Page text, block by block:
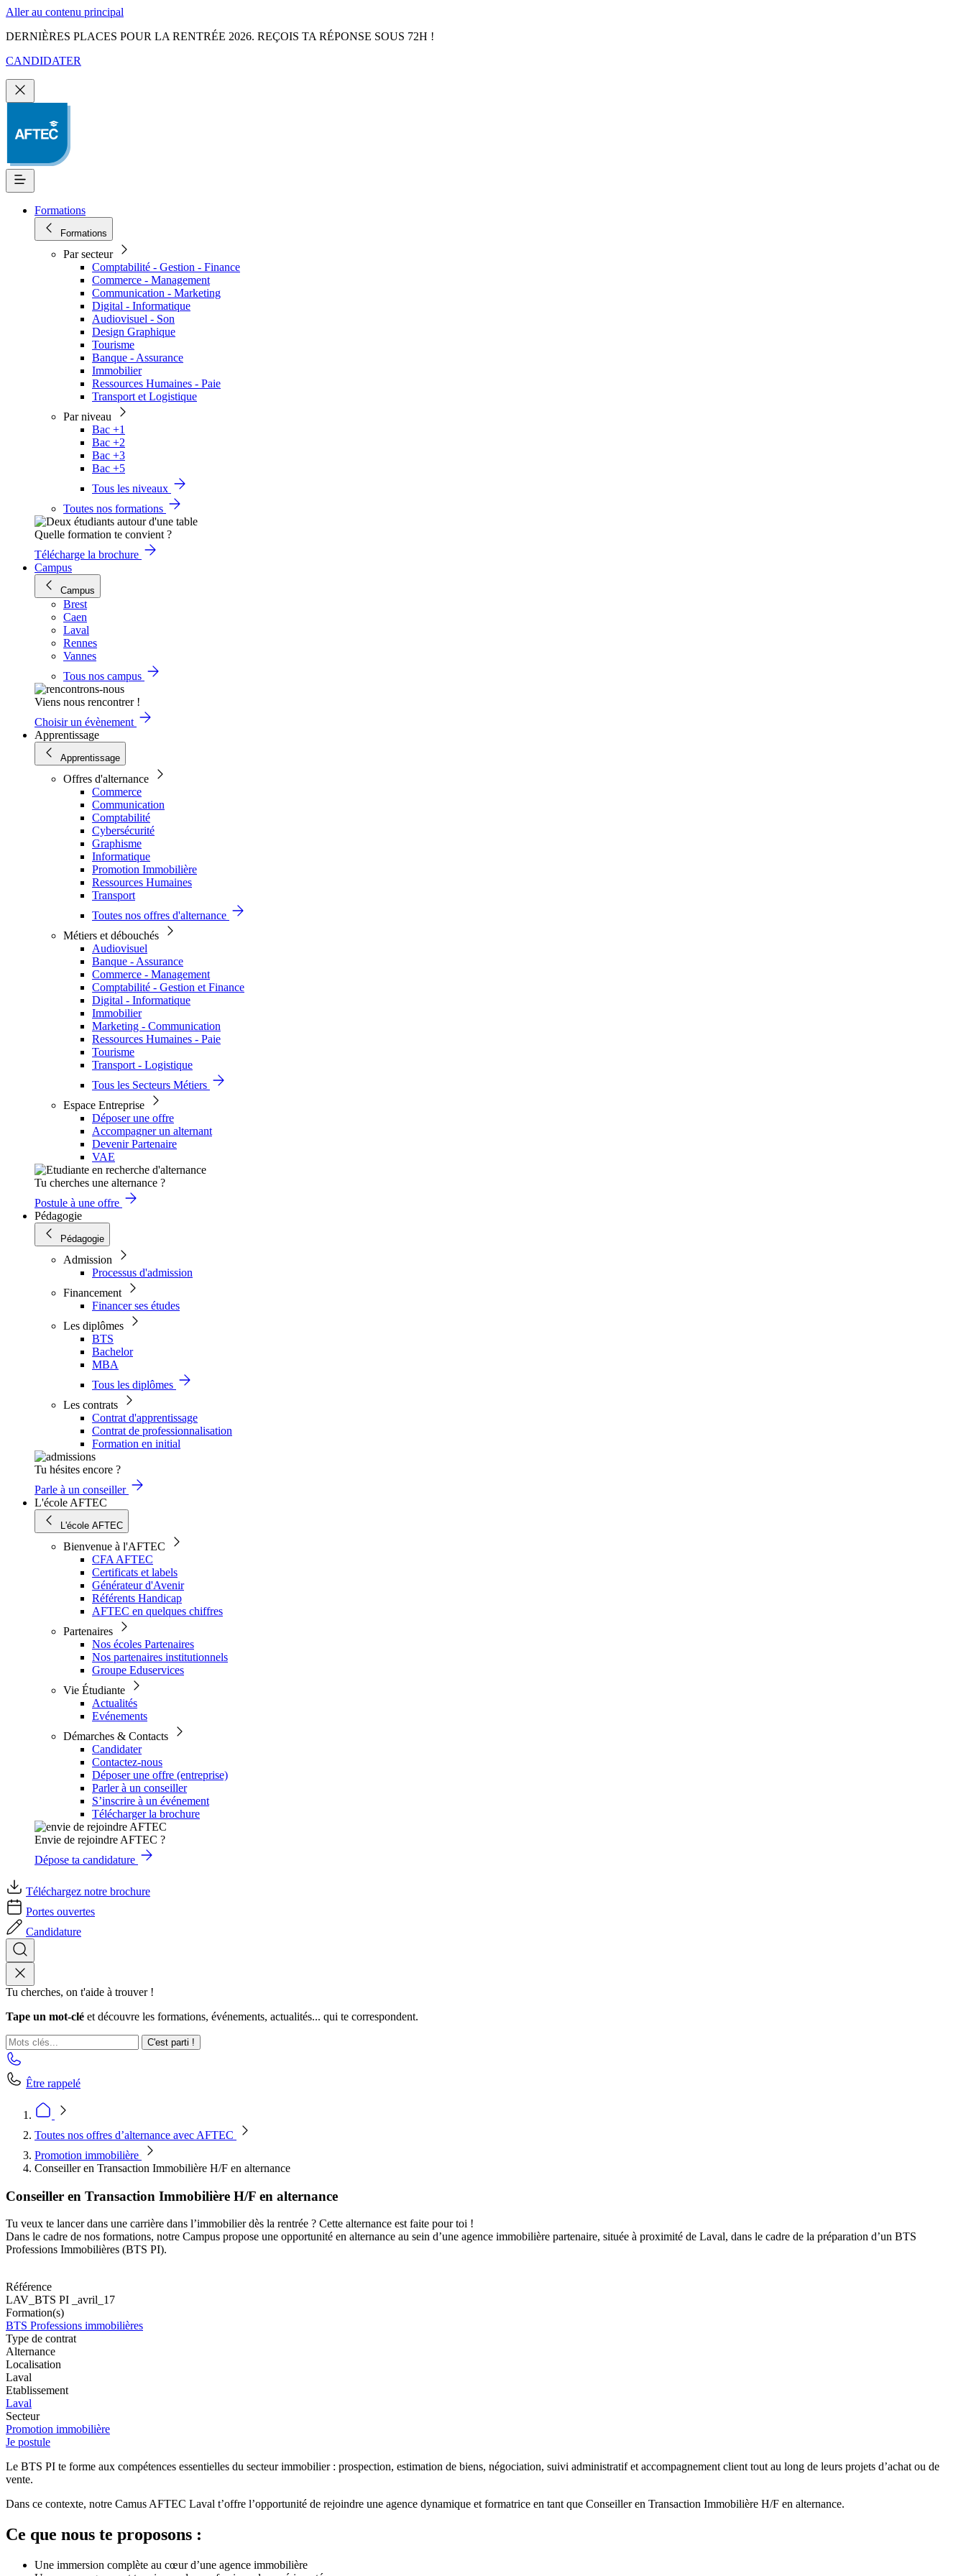
Aller au contenu principal
DERNIÈRES PLACES POUR LA RENTRÉE 2026. REÇOIS TA RÉPONSE SOUS 72H !
CANDIDATER
Formations
Formations
Par secteur
Comptabilité - Gestion - Finance
Commerce - Management
Communication - Marketing
Digital - Informatique
Audiovisuel - Son
Design Graphique
Tourisme
Banque - Assurance
Immobilier
Ressources Humaines - Paie
Transport et Logistique
Par niveau
Bac +1
Bac +2
Bac +3
Bac +5
Tous les niveaux
Toutes nos formations
Quelle formation te convient ?
Télécharge la brochure
Campus
Campus
Brest
Caen
Laval
Rennes
Vannes
Tous nos campus
Viens nous rencontrer !
Choisir un évènement
Apprentissage
Apprentissage
Offres d'alternance
Commerce
Communication
Comptabilité
Cybersécurité
Graphisme
Informatique
Promotion Immobilière
Ressources Humaines
Transport
Toutes nos offres d'alternance
Métiers et débouchés
Audiovisuel
Banque - Assurance
Commerce - Management
Comptabilité - Gestion et Finance
Digital - Informatique
Immobilier
Marketing - Communication
Ressources Humaines - Paie
Tourisme
Transport - Logistique
Tous les Secteurs Métiers
Espace Entreprise
Déposer une offre
Accompagner un alternant
Devenir Partenaire
VAE
Tu cherches une alternance ?
Postule à une offre
Pédagogie
Pédagogie
Admission
Processus d'admission
Financement
Financer ses études
Les diplômes
BTS
Bachelor
MBA
Tous les diplômes
Les contrats
Contrat d'apprentissage
Contrat de professionnalisation
Formation en initial
Tu hésites encore ?
Parle à un conseiller
L'école AFTEC
L'école AFTEC
Bienvenue à l'AFTEC
CFA AFTEC
Certificats et labels
Générateur d'Avenir
Référents Handicap
AFTEC en quelques chiffres
Partenaires
Nos écoles Partenaires
Nos partenaires institutionnels
Groupe Eduservices
Vie Étudiante
Actualités
Evénements
Démarches & Contacts
Candidater
Contactez-nous
Déposer une offre (entreprise)
Parler à un conseiller
S’inscrire à un événement
Télécharger la brochure
Envie de rejoindre AFTEC ?
Dépose ta candidature
Téléchargez notre brochure
Portes ouvertes
Candidature
Tu cherches, on t'aide à trouver !
Tape un mot-clé et découvre les formations, événements, actualités... qui te correspondent.
C'est parti !
Être rappelé
Toutes nos offres d’alternance avec AFTEC
Promotion immobilière
Conseiller en Transaction Immobilière H/F en alternance
Conseiller en Transaction Immobilière H/F en alternance
Tu veux te lancer dans une carrière dans l’immobilier dès la rentrée ? Cette alternance est faite pour toi !
Dans le cadre de nos formations, notre Campus propose une opportunité en alternance au sein d’une agence immobilière partenaire, située à proximité de Laval, dans le cadre de la préparation d’un BTS
Professions Immobilières (BTS PI).
Référence
LAV_BTS PI _avril_17
Formation(s)
BTS Professions immobilières
Type de contrat
Alternance
Localisation
Laval
Etablissement
Laval
Secteur
Promotion immobilière
Je postule
Le BTS PI te forme aux compétences essentielles du secteur immobilier : prospection, estimation de biens, négociation, suivi administratif et accompagnement client tout au long de leurs projets d’achat ou de
vente.
Dans ce contexte, notre Camus AFTEC Laval t’offre l’opportunité de rejoindre une agence dynamique et formatrice en tant que Conseiller en Transaction Immobilière H/F en alternance.
Ce que nous te proposons :
Une immersion complète au cœur d’une agence immobilière